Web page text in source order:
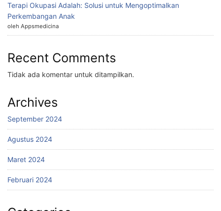
Terapi Okupasi Adalah: Solusi untuk Mengoptimalkan
Perkembangan Anak
oleh Appsmedicina
Recent Comments
Tidak ada komentar untuk ditampilkan.
Archives
September 2024
Agustus 2024
Maret 2024
Februari 2024